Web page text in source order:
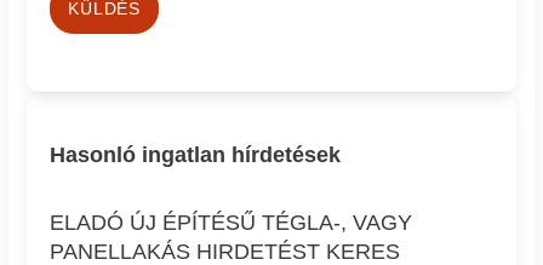
KÜLDÉS
Hasonló ingatlan hírdetések
ELADÓ ÚJ ÉPÍTÉSŰ TÉGLA-, VAGY
PANELLAKÁS HIRDETÉST KERES